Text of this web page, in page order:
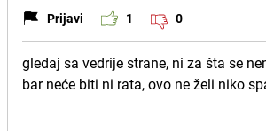
Prijavi 1 0
gledaj sa vedrije strane, ni za šta se
bar neće biti ni rata, ovo ne želi niko